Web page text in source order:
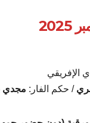
الإفريقي
/ حكم الفار: مجدي